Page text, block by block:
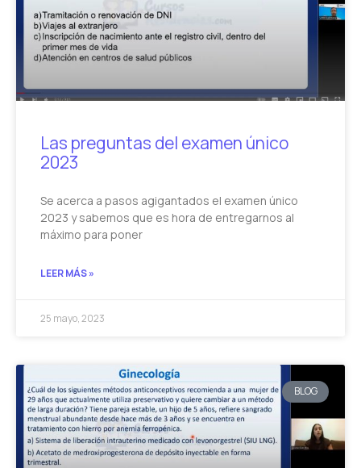
Las preguntas del examen único
2023
Se acerca a pasos agigantados el examen único
2023 y sabemos que es hora de entregarnos al
máximo para poner
LEER MÁS »
25 mayo, 2023
BLOG